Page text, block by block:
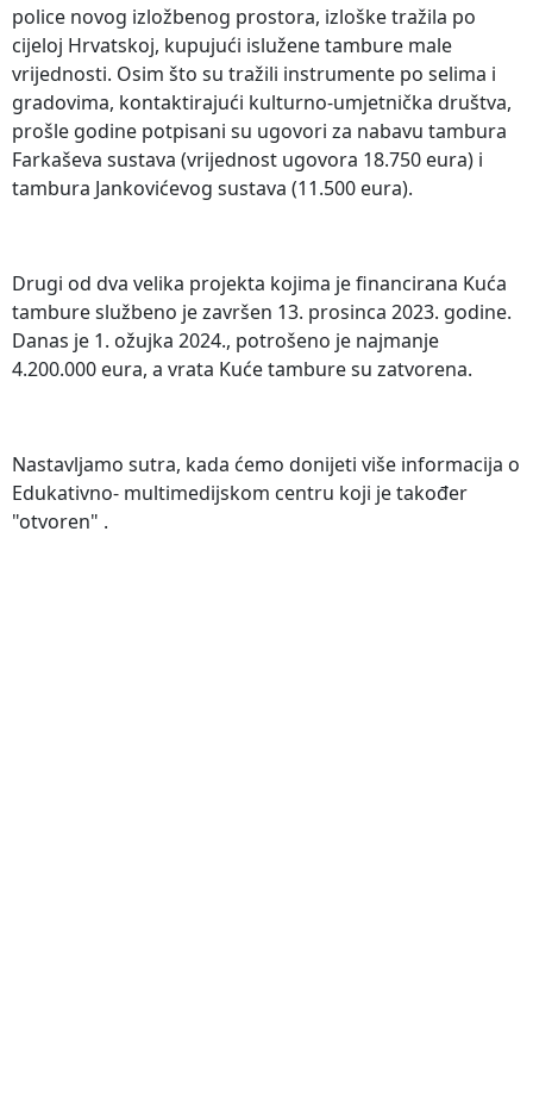
police novog izložbenog prostora, izloške tražila po
cijeloj Hrvatskoj, kupujući islužene tambure male
vrijednosti. Osim što su tražili instrumente po selima i
gradovima, kontaktirajući kulturno-umjetnička društva,
prošle godine potpisani su ugovori za nabavu tambura
Farkaševa sustava (vrijednost ugovora 18.750 eura) i
tambura Jankovićevog sustava (11.500 eura).
Drugi od dva velika projekta kojima je financirana Kuća
tambure službeno je završen 13. prosinca 2023. godine.
Danas je 1. ožujka 2024., potrošeno je najmanje
4.200.000 eura, a vrata Kuće tambure su zatvorena.
Nastavljamo sutra, kada ćemo donijeti više informacija o
Edukativno- multimedijskom centru koji je također
"otvoren" .